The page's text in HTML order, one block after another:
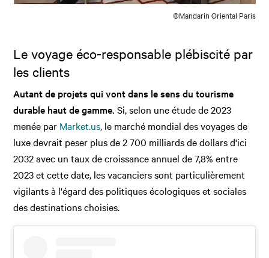
©Mandarin Oriental Paris
Le voyage éco-responsable plébiscité par
les clients
Autant de projets qui vont dans le sens du tourisme
durable haut de gamme. Si, selon une étude de 2023
menée par Market.us, le marché mondial des voyages de
luxe devrait peser plus de 2 700 milliards de dollars d'ici
2032 avec un taux de croissance annuel de 7,8% entre
2023 et cette date, les vacanciers sont particulièrement
vigilants à l'égard des politiques écologiques et sociales
des destinations choisies.